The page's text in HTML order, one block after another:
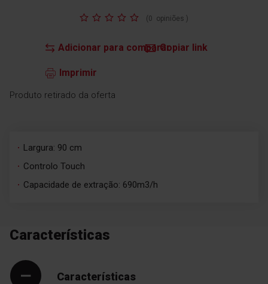
Adicionar para compararCopiar link
Imprimir
Produto retirado da oferta
Classificação: (0 opiniões )
Largura: 90 cm
Controlo Touch
Capacidade de extração: 690m3/h
Características
Características